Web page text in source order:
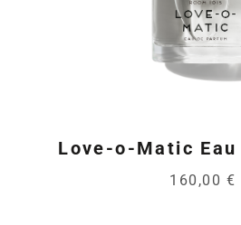
Love-o-Matic
160,00 €